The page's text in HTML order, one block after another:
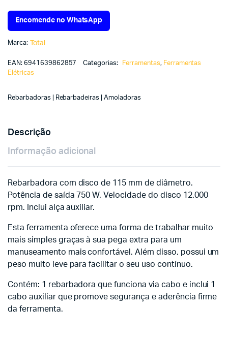
Encomende no WhatsApp
Marca: Total
EAN: 6941639862857 Categorias: Ferramentas, Ferramentas
Elétricas
Rebarbadoras | Rebarbadeiras | Amoladoras
Descrição
Informação adicional
Rebarbadora com disco de 115 mm de diâmetro.
Potência de saída 750 W. Velocidade do disco 12.000
rpm. Inclui alça auxiliar.
Esta ferramenta oferece uma forma de trabalhar muito
mais simples graças à sua pega extra para um
manuseamento mais confortável. Além disso, possui um
peso muito leve para facilitar o seu uso contínuo.
Contém: 1 rebarbadora que funciona via cabo e inclui 1
cabo auxiliar que promove segurança e aderência firme
da ferramenta.